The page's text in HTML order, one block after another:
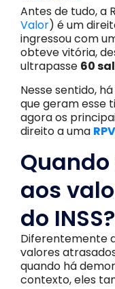
Antes de tudo, a
Valor) é um
ingressou com
obteve vitória,
ultrapasse 60
Nesse sentido,
que geram esse
agora os
direito a uma
aos
do INSS?
Diferentemente
valores
quando há
contexto, eles